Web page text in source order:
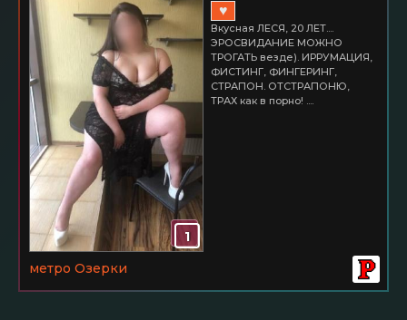
1
♥
Вкусная ЛЕСЯ, 20 ЛЕТ....
ЭРОСВИДАНИЕ МОЖНО
ТРОГАТЬ везде). ИРРУМАЦИЯ,
ФИСТИНГ, ФИНГЕРИНГ,
СТРАПОН. ОТСТРАПОНЮ,
ТРАХ как в порно! ....
метро Озерки